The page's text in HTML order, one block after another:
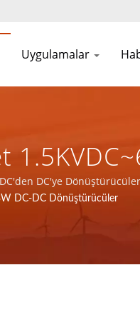
Uygulamalar
DC'ye
DC-DC Dönüştürücüler